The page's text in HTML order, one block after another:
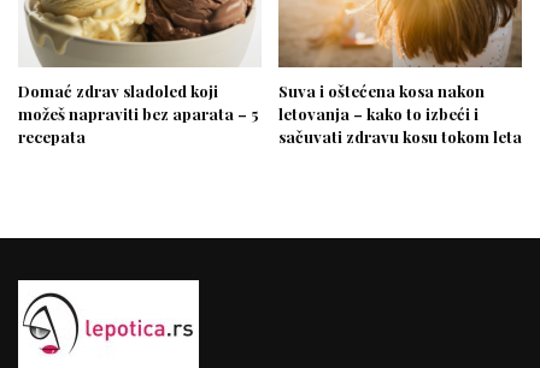
Domać zdrav sladoled koji
možeš napraviti bez aparata – 5
recepata
Suva i oštećena kosa nakon
letovanja – kako to izbeći i
sačuvati zdravu kosu tokom leta